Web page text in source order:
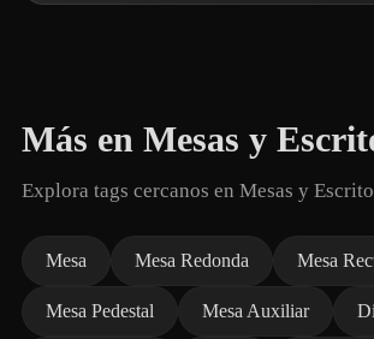
Más en Mesas y
Explora tags cercanos en Mesas y
Mesa Mesa Redonda Mesa
Mesa Pedestal Mesa Auxiliar